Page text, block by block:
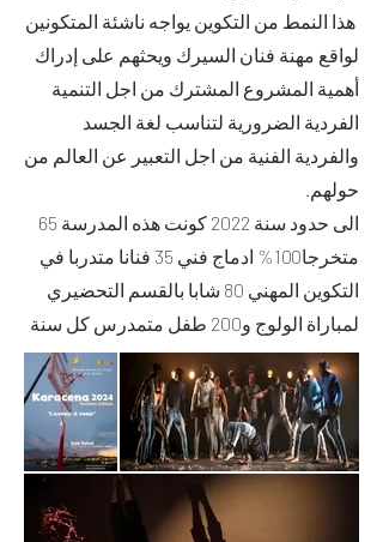
هذا النمط من التكوين يواجه ناشئة المتكونين
لواقع مهنة فنان السيرك ويحثهم على إدراك
أهمية المشروع المشترك من اجل التنمية
الفردية الضرورية لتناسب لغة الجسد
والفردية الفنية من اجل التعبير عن العالم من
حولهم.
الى حدود سنة 2022 كونت هذه المدرسة 65
متخرجا100% ادماج فني 35 فنانا متدربا في
التكوين المهني 80 شابا بالقسم التحضيري
لمباراة الولوج و200 طفل متمدرس كل سنة